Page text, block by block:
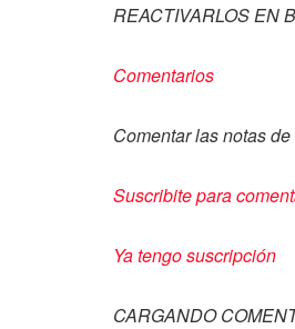
REACTIVARLOS EN
Comentarios
Comentar las notas
Suscribite para
Ya tengo suscripción
CARGANDO